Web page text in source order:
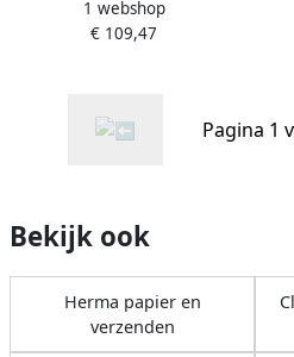
papier dots div. 80 grams
30cm breed 200 meter
1 webshop
€ 109,47
Pagina 1
Bekijk ook
Herma papier en
verzenden